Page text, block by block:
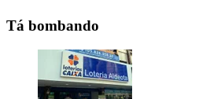
Tá bombando